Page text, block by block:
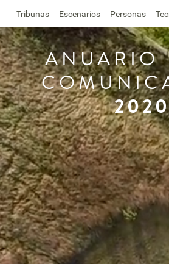
Tribunas Escenarios Personas
ANUARIO